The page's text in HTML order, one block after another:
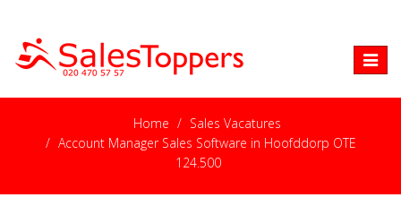
Toggle
Home
Sales Vacatures
Account Manager Sales Software in Hoofddorp OTE
124.500